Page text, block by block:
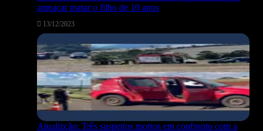
ameaçar matar o filho de 10 anos
13/12/2023
Atualizção: Três suspeitos mortos em confronto com a